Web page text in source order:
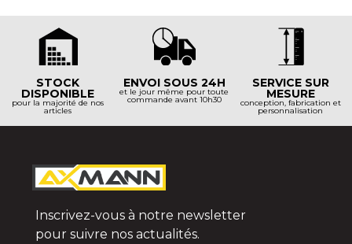
STOCK
DISPONIBLE
pour la majorité de nos
articles
ENVOI SOUS 24H
et le jour même pour toute
commande avant 10h30
SERVICE SUR
MESURE
conception, fabrication et
personnalisation
Inscrivez-vous à notre newsletter
pour suivre nos actualités.